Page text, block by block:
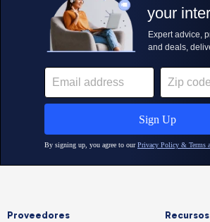
Proveedores Recursos